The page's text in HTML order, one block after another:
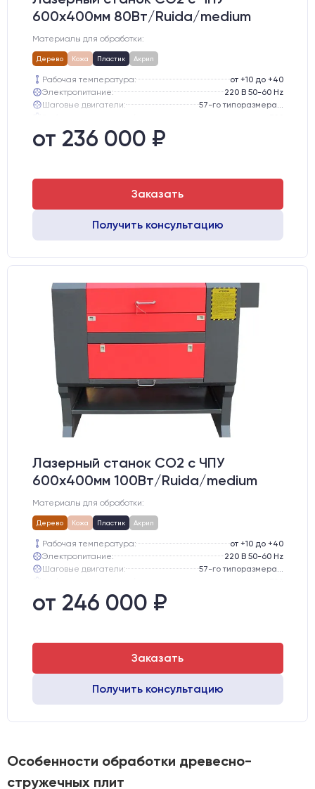
600х400мм 80Вт/Ruida/medium
Материалы для обработки:
Дерево Кожа Пластик Акрил
Рабочая температура:
от +10 до +40
Электропитание:
220 В 50-60 Hz
Шаговые двигатели:
Направляющие оси Y:
Направляющие оси Х:
от 236 000 ₽
Заказать
Получить консультацию
Лазерный станок CO2 c ЧПУ
600х400мм 100Вт/Ruida/medium
Материалы для обработки:
Дерево Кожа Пластик Акрил
Рабочая температура:
от +10 до +40
Электропитание:
220 В 50-60 Hz
Шаговые двигатели:
Направляющие оси Y:
Направляющие оси Х:
от 246 000 ₽
Заказать
Получить консультацию
Особенности обработки древесно-
стружечных плит